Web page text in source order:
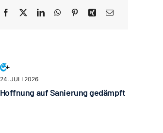
24. JULI 2026
Hoffnung auf Sanierung gedämpft